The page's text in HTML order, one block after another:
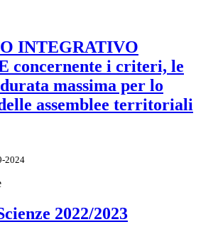
INTEGRATIVO
concernente i criteri, le
massima per lo
assemblee territoriali
2024
2022/2023